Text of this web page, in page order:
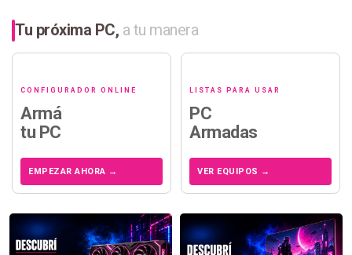
Tu próxima PC, a tu manera
CONFIGURADOR ONLINE
Armá
tu PC
EMPEZAR AHORA →
LISTAS PARA USAR
PC
Armadas
VER EQUIPOS →